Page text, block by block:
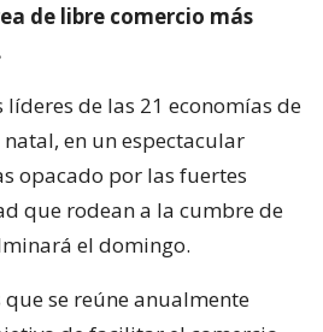
de libre comercio más
de las 21 economías de
natal, en un espectacular
opacado por las fuertes
que rodean a la cumbre de
el domingo.
se reúne anualmente